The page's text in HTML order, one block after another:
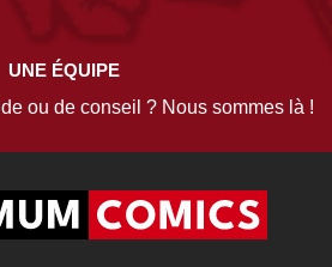
UNE ÉQUIPE
ou de conseil ? Nous sommes là !